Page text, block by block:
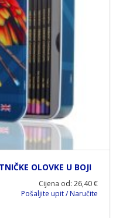
OLOVKE U BOJI
Cijena od: 26,40 €
Pošaljite upit / Naručite